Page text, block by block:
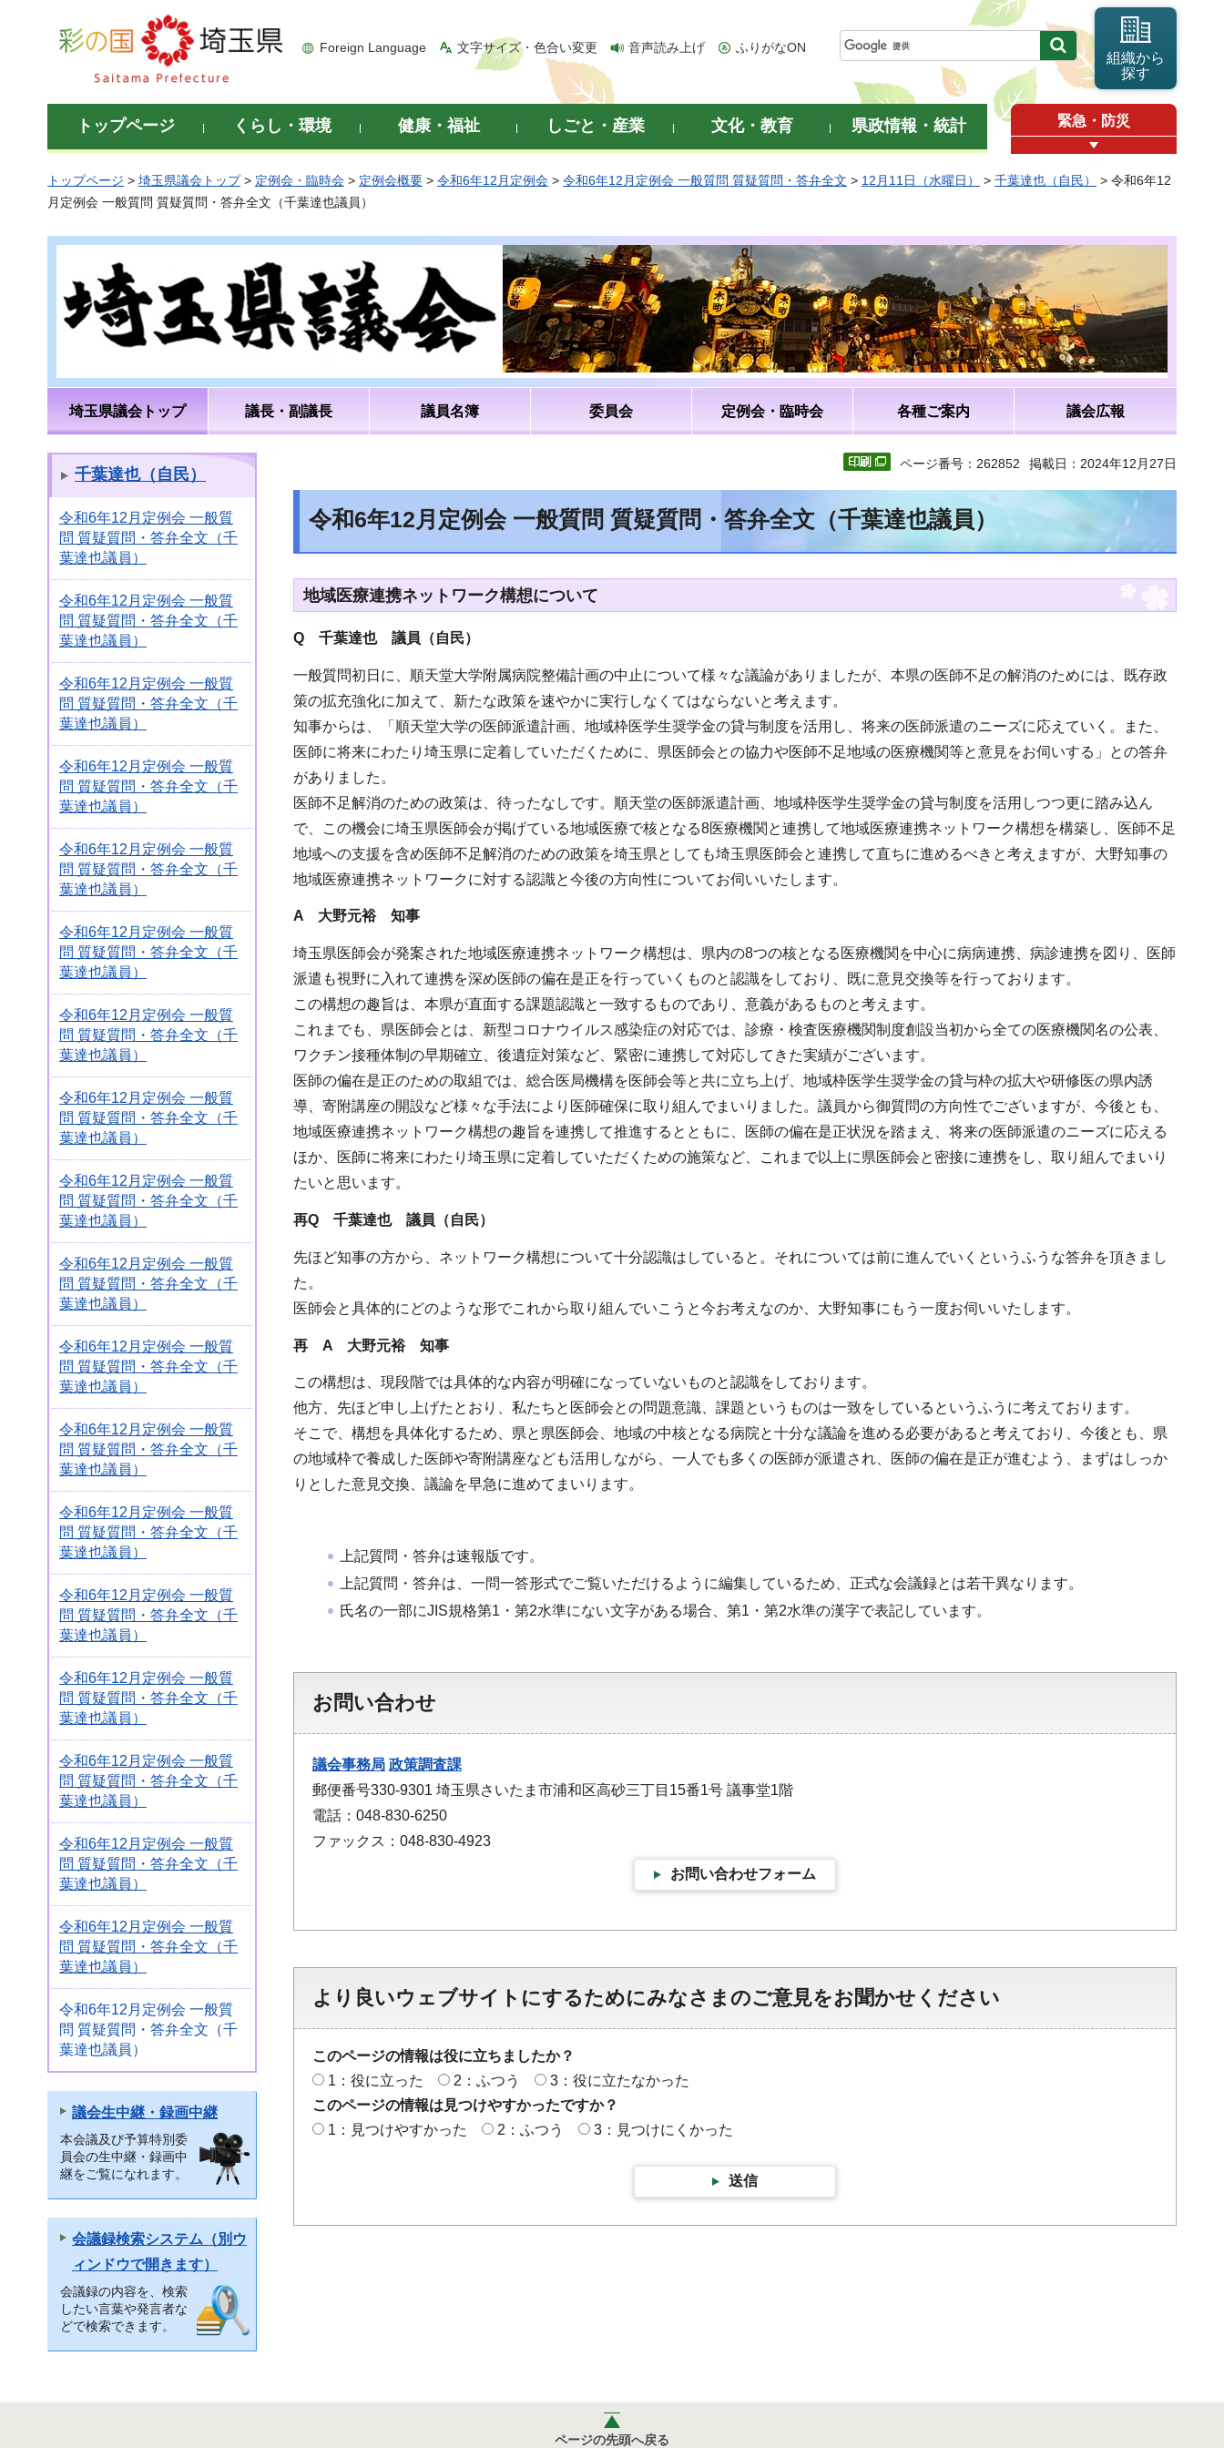
彩の国 埼玉県
Foreign Language 文字サイズ・色合い変更 音声読み上げ ふりがなON
組織から
探す
トップページ くらし・環境 健康・福祉 しごと・産業 文化・教育 県政情報・統計 緊急・防災
トップページ > 埼玉県議会トップ> 定例会・臨時会 > 定例会概要 > 令和6年12月定例会 > 令和6年12月定例会 一般質問 質疑質問・答弁全文 > 12月11日（水曜日） > 千葉達也（自民）
> 令和6年12
月定例会 一般質問 質疑質問・答弁全文（千葉達也議員）
埼玉県議会トップ 議長・副議長 議員名簿 委員会 定例会・臨時会 各種ご案内 議会広報
千葉達也（自民）
令和6年12月定例会 一般質
問 質疑質問・答弁全文（千
葉達也議員）
令和6年12月定例会 一般質
問 質疑質問・答弁全文（千
葉達也議員）
令和6年12月定例会 一般質
問 質疑質問・答弁全文（千
葉達也議員）
令和6年12月定例会 一般質
問 質疑質問・答弁全文（千
葉達也議員）
令和6年12月定例会 一般質
問 質疑質問・答弁全文（千
葉達也議員）
令和6年12月定例会 一般質
問 質疑質問・答弁全文（千
葉達也議員）
令和6年12月定例会 一般質
問 質疑質問・答弁全文（千
葉達也議員）
令和6年12月定例会 一般質
問 質疑質問・答弁全文（千
葉達也議員）
令和6年12月定例会 一般質
問 質疑質問・答弁全文（千
葉達也議員）
令和6年12月定例会 一般質
問 質疑質問・答弁全文（千
葉達也議員）
令和6年12月定例会 一般質
問 質疑質問・答弁全文（千
葉達也議員）
令和6年12月定例会 一般質
問 質疑質問・答弁全文（千
葉達也議員）
令和6年12月定例会 一般質
問 質疑質問・答弁全文（千
葉達也議員）
令和6年12月定例会 一般質
問 質疑質問・答弁全文（千
葉達也議員）
令和6年12月定例会 一般質
問 質疑質問・答弁全文（千
葉達也議員）
令和6年12月定例会 一般質
問 質疑質問・答弁全文（千
葉達也議員）
令和6年12月定例会 一般質
問 質疑質問・答弁全文（千
葉達也議員）
令和6年12月定例会 一般質
問 質疑質問・答弁全文（千
葉達也議員）
令和6年12月定例会 一般質
問 質疑質問・答弁全文（千
葉達也議員）
議会生中継・録画中継
本会議及び予算特別委
員会の生中継・録画中
継をご覧になれます。
会議録検索システム（別ウ
ィンドウで開きます）
会議録の内容を、検索
したい言葉や発言者な
どで検索できます。
ページ番号：262852 掲載日：2024年12月27日
令和6年12月定例会 一般質問 質疑質問・答弁全文（千葉達也議員）
地域医療連携ネットワーク構想について
Q 千葉達也 議員（自民）
一般質問初日に、順天堂大学附属病院整備計画の中止について様々な議論がありましたが、本県の医師不足の解消のためには、既存政
策の拡充強化に加えて、新たな政策を速やかに実行しなくてはならないと考えます。
知事からは、「順天堂大学の医師派遣計画、地域枠医学生奨学金の貸与制度を活用し、将来の医師派遣のニーズに応えていく。また、
医師に将来にわたり埼玉県に定着していただくために、県医師会との協力や医師不足地域の医療機関等と意見をお伺いする」との答弁
がありました。
医師不足解消のための政策は、待ったなしです。順天堂の医師派遣計画、地域枠医学生奨学金の貸与制度を活用しつつ更に踏み込ん
で、この機会に埼玉県医師会が掲げている地域医療で核となる8医療機関と連携して地域医療連携ネットワーク構想を構築し、医師不足
地域への支援を含め医師不足解消のための政策を埼玉県としても埼玉県医師会と連携して直ちに進めるべきと考えますが、大野知事の
地域医療連携ネットワークに対する認識と今後の方向性についてお伺いいたします。
A 大野元裕 知事
埼玉県医師会が発案された地域医療連携ネットワーク構想は、県内の8つの核となる医療機関を中心に病病連携、病診連携を図り、医師
派遣も視野に入れて連携を深め医師の偏在是正を行っていくものと認識をしており、既に意見交換等を行っております。
この構想の趣旨は、本県が直面する課題認識と一致するものであり、意義があるものと考えます。
これまでも、県医師会とは、新型コロナウイルス感染症の対応では、診療・検査医療機関制度創設当初から全ての医療機関名の公表、
ワクチン接種体制の早期確立、後遺症対策など、緊密に連携して対応してきた実績がございます。
医師の偏在是正のための取組では、総合医局機構を医師会等と共に立ち上げ、地域枠医学生奨学金の貸与枠の拡大や研修医の県内誘
導、寄附講座の開設など様々な手法により医師確保に取り組んでまいりました。議員から御質問の方向性でございますが、今後とも、
地域医療連携ネットワーク構想の趣旨を連携して推進するとともに、医師の偏在是正状況を踏まえ、将来の医師派遣のニーズに応える
ほか、医師に将来にわたり埼玉県に定着していただくための施策など、これまで以上に県医師会と密接に連携をし、取り組んでまいり
たいと思います。
再Q 千葉達也 議員（自民）
先ほど知事の方から、ネットワーク構想について十分認識はしていると。それについては前に進んでいくというふうな答弁を頂きまし
た。
医師会と具体的にどのような形でこれから取り組んでいこうと今お考えなのか、大野知事にもう一度お伺いいたします。
再 A 大野元裕 知事
この構想は、現段階では具体的な内容が明確になっていないものと認識をしております。
他方、先ほど申し上げたとおり、私たちと医師会との問題意識、課題というものは一致をしているというふうに考えております。
そこで、構想を具体化するため、県と県医師会、地域の中核となる病院と十分な議論を進める必要があると考えており、今後とも、県
の地域枠で養成した医師や寄附講座なども活用しながら、一人でも多くの医師が派遣され、医師の偏在是正が進むよう、まずはしっか
りとした意見交換、議論を早急に進めてまいります。
上記質問・答弁は速報版です。
上記質問・答弁は、一問一答形式でご覧いただけるように編集しているため、正式な会議録とは若干異なります。
氏名の一部にJIS規格第1・第2水準にない文字がある場合、第1・第2水準の漢字で表記しています。
お問い合わせ
議会事務局 政策調査課
郵便番号330-9301 埼玉県さいたま市浦和区高砂三丁目15番1号 議事堂1階
電話：048-830-6250
ファックス：048-830-4923
お問い合わせフォーム
より良いウェブサイトにするためにみなさまのご意見をお聞かせください
このページの情報は役に立ちましたか？
1：役に立った
2：ふつう
3：役に立たなかった
このページの情報は見つけやすかったですか？
1：見つけやすかった
2：ふつう 3：見つけにくかった
送信
ページの先頭へ戻る